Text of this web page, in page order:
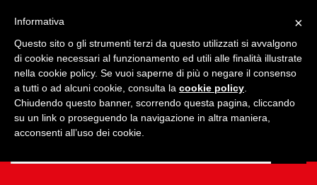
×
Informativa
Questo sito o gli strumenti terzi da questo utilizzati si avvalgono
di cookie necessari al funzionamento ed utili alle finalità illustrate
nella cookie policy. Se vuoi saperne di più o negare il consenso
a tutti o ad alcuni cookie, consulta la cookie policy
Chiudendo questo banner, scorrendo questa pagina, cliccando
su un link o proseguendo la navigazione in altra maniera,
acconsenti all’uso dei cookie.